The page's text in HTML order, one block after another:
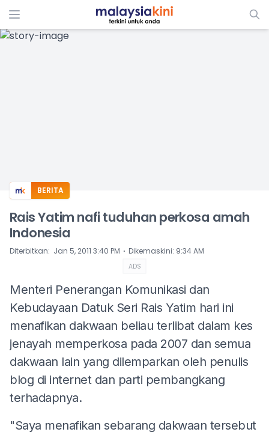
ADS
BERITA
Rais Yatim nafi tuduhan perkosa amah
Indonesia
Diterbitkan: Jan 5, 2011 3:40 PM ⋅ Dikemaskini: 9:34 AM
ADS
Menteri Penerangan Komunikasi dan
Kebudayaan Datuk Seri Rais Yatim hari ini
menafikan dakwaan beliau terlibat dalam kes
jenayah memperkosa pada 2007 dan semua
dakwaan lain yang dilemparkan oleh penulis
blog di internet dan parti pembangkang
terhadapnya.
"Saya menafikan sebarang dakwaan tersebut